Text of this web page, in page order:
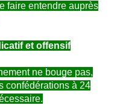
faire entendre auprès
et offensif
ne bouge pas,
confédérations à 24